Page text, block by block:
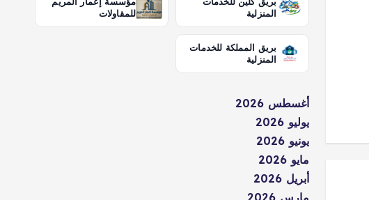
المنزلية
للمقاولات
بريق المملكة للخدمات
المنزلية
أغسطس 2026
يوليو 2026
يونيو 2026
مايو 2026
أبريل 2026
مارس 2026